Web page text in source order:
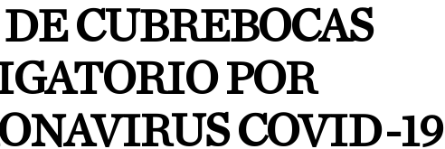
CUBREBOCAS
POR
COVID-19